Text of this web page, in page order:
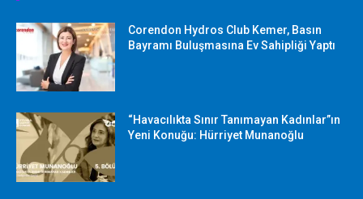
Corendon Hydros Club Kemer, Basın
Bayramı Buluşmasına Ev Sahipliği Yaptı
“Havacılıkta Sınır Tanımayan Kadınlar”ın
Yeni Konuğu: Hürriyet Munanoğlu